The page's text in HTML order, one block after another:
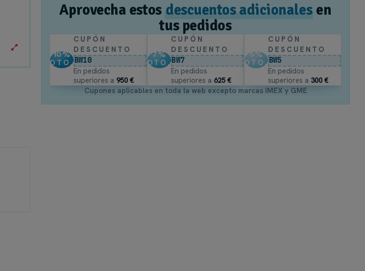
Aprovecha estos descuentos adicionales en
tus pedidos
10%
DTO.
CUPÓN
DESCUENTO
BW10
En pedidos
superiores a 950 €
7%
DTO.
CUPÓN
DESCUENTO
BW7
En pedidos
superiores a 625 €
5%
DTO.
CUPÓN
DESCUENTO
BW5
En pedidos
superiores a 300 €
Cupones aplicables en toda la web excepto marcas IMEX y GME